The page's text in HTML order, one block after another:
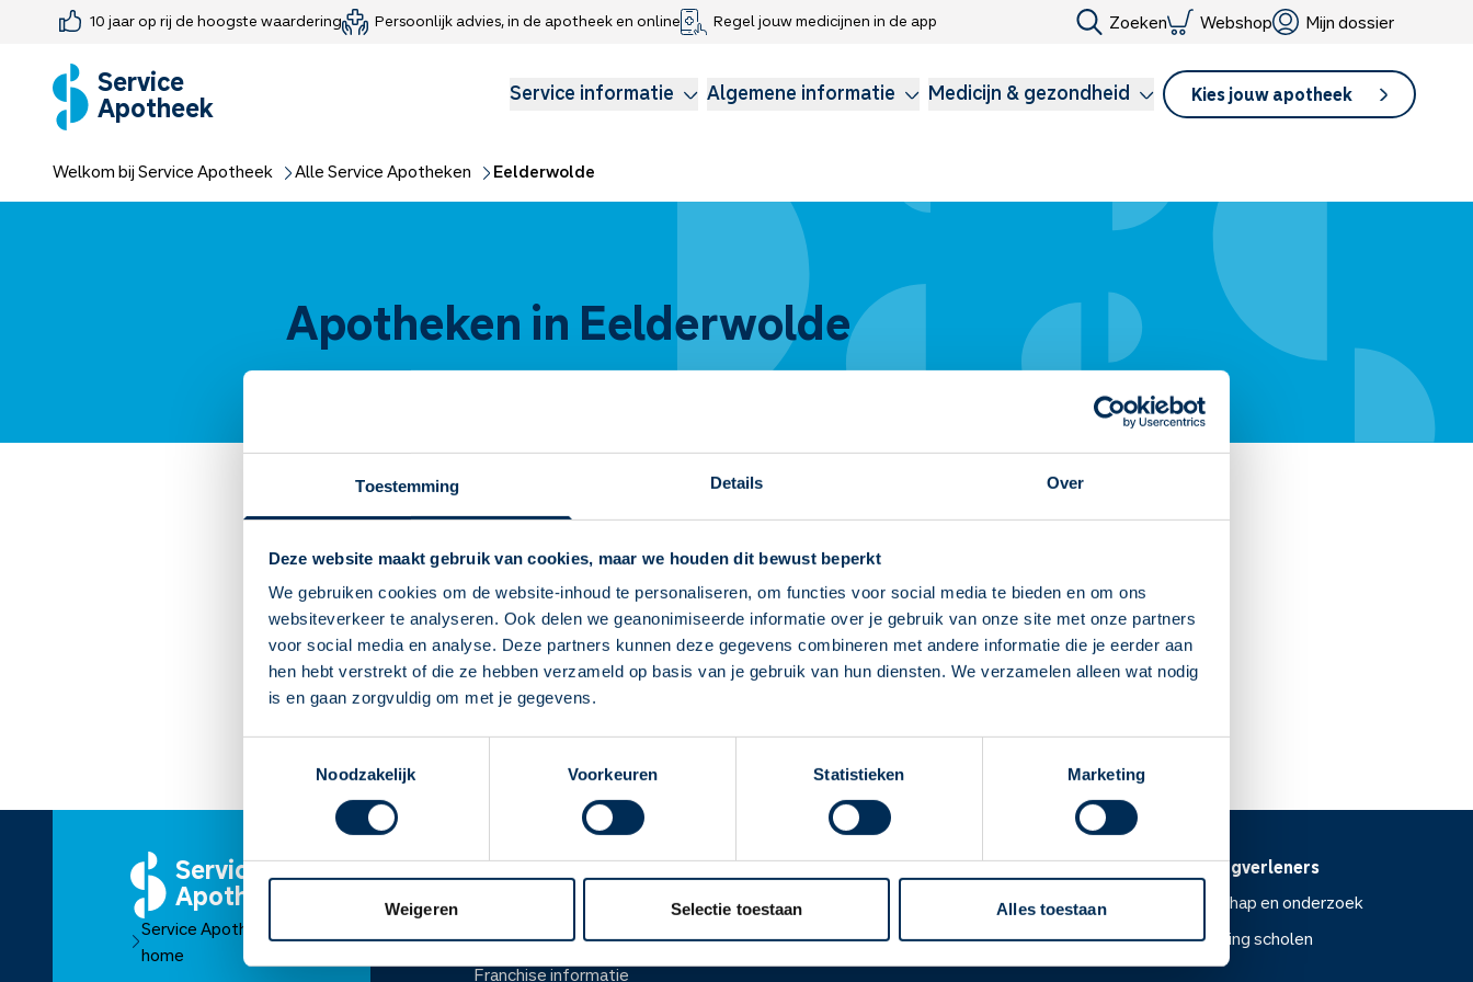
Toestemming Details Over
Deze website maakt gebruik van cookies, maar we houden dit bewust beperkt
We gebruiken cookies om de website-inhoud te personaliseren, om functies voor social media te bieden en om ons
websiteverkeer te analyseren. Ook delen we geanonimiseerde informatie over je gebruik van onze site met onze partners
voor social media en analyse. Deze partners kunnen deze gegevens combineren met andere informatie die je eerder aan
hen hebt verstrekt of die ze hebben verzameld op basis van je gebruik van hun diensten. We verzamelen alleen wat nodig
is en gaan zorgvuldig om met je gegevens.
Noodzakelijk
Voorkeuren Statistieken Marketing
Weigeren Selectie toestaan Alles toestaan
Deze Service Apotheek staat nu ingesteld als
jouw apotheek
Zo kan je makkelijk alle informatie vinden in het
10 jaar op rij de hoogste waardering Persoonlijk advies, in de apotheek en online Regel jouw medicijnen in de app Zoeken Webshop Mijn dossier
Service
Apotheek Service informatie Algemene informatie Medicijn & gezondheid Kies jouw apotheek
Farmaceutisch consult
Medicijn-APK
Webshop
Jouw medische gegevens delen
Klachtenregeling
Medicijnen voor kinderen
Longzorg
Welkom bij Service Apotheek Alle Service Apotheken Eelderwolde
Apotheken in Eelderwolde
Service Apotheek Ter Borch
Vandaag open van
info@apotheekterborch.nl
050 200 30 06
Service
Apotheek
Service Apotheek
home
Over ons
Over Mosadex
Franchise informatie
Werken bij
Werken bij het hoofdkantoor
Vacatures
Voor zorgverleners
Wetenschap en onderzoek
Voorlichting scholen